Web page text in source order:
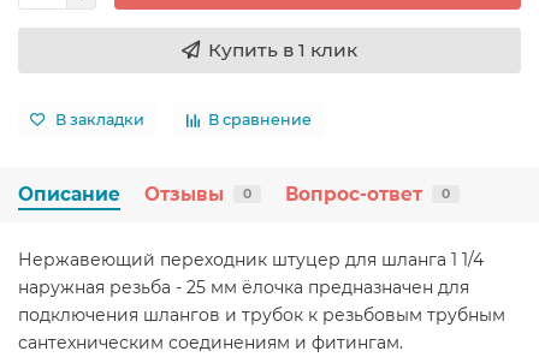
Купить в 1 клик
В закладки В сравнение
Описание Отзывы 0 Вопрос-ответ 0
Нержавеющий переходник штуцер для шланга 1 1/4
наружная резьба - 25 мм ёлочка предназначен для
подключения шлангов и трубок к резьбовым трубным
сантехническим соединениям и фитингам.